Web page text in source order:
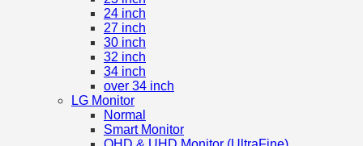
24 inch
27 inch
30 inch
32 inch
34 inch
over 34 inch
LG Monitor
Normal
Smart Monitor